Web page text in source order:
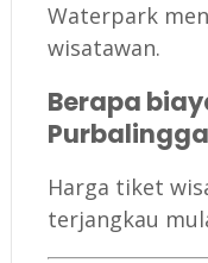
Waterpark
wisatawan.
Berapa
Harga tiket
terjangkau